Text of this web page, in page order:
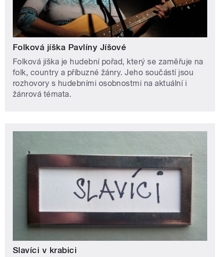
Folková jíška Pavlíny Jíšové
Folková jíška je hudební pořad, který se zaměřuje na
folk, country a příbuzné žánry. Jeho součástí jsou
rozhovory s hudebními osobnostmi na aktuální i
žánrová témata.
Slavíci v krabici